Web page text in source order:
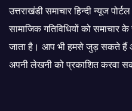
उत्तराखंडी समाचार हिन्दी न्यूज
सामाजिक गतिविधियों को
जाता है। आप भी हमसे जुड़ सकते हैं
अपनी लेखनी को प्रकाशित करवा